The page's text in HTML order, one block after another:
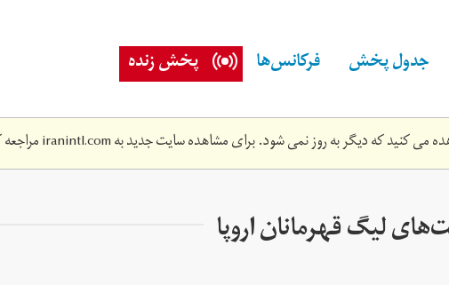
جدول پخش فرکانس‌ها پخش زنده
می کنید که دیگر به روز نمی شود. برای مشاهده سایت جدید بهiranintl.com
لیگ قهرمانان اروپا